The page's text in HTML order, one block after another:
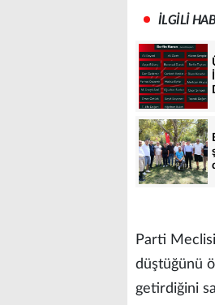
İLGİLİ
Parti
düştüğünü
getirdiğini